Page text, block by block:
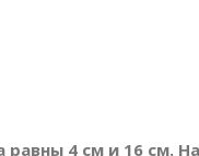
равны 4 см и 16 см.